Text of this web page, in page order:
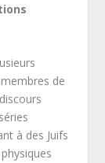
de
à des Juifs